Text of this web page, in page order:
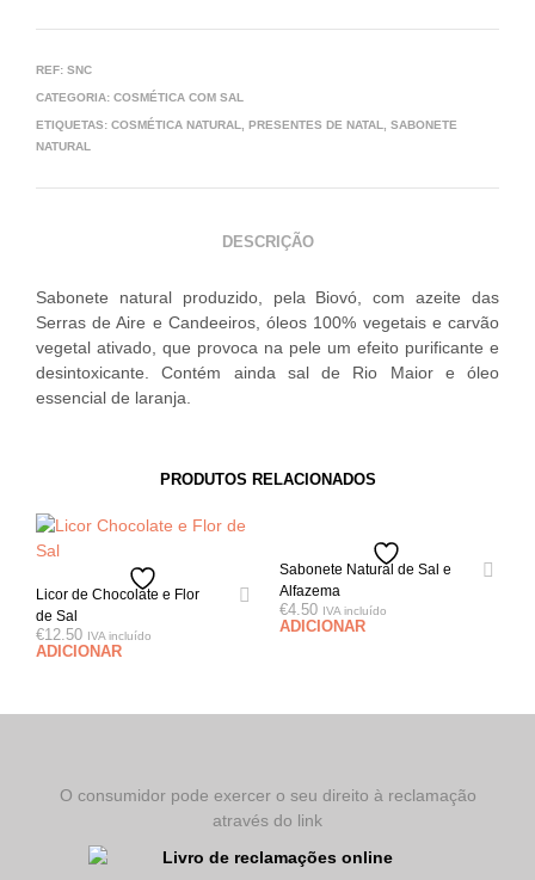
REF: SNC
CATEGORIA: COSMÉTICA COM SAL
ETIQUETAS: COSMÉTICA NATURAL PRESENTES DE NATAL
SABONETE
NATURAL
DESCRIÇÃO
Sabonete natural produzido, pela Biovó, com azeite das
Serras de Aire e Candeeiros, óleos 100% vegetais e carvão
vegetal ativado, que provoca na pele um efeito purificante e
desintoxicante. Contém ainda sal de Rio Maior e óleo
essencial de laranja.
PRODUTOS RELACIONADOS
Licor de Chocolate e Flor
de Sal
€12.50 IVA incluído
ADICIONAR
Sabonete Natural de Sal e
Alfazema
€4.50 IVA incluído
ADICIONAR
O consumidor pode exercer o seu direito à reclamação
através do link